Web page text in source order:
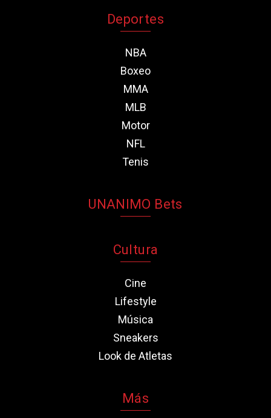
Deportes
NBA
Boxeo
MMA
MLB
Motor
NFL
Tenis
UNANIMO Bets
Cultura
Cine
Lifestyle
Música
Sneakers
Look de Atletas
Más